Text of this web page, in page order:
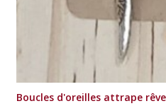
Boucles d'oreilles attrape